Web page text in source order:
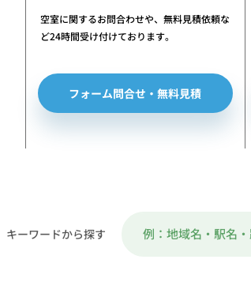
空室に関するお問合わせや、無料見積依頼な
ど24時間受け付けております。
フォーム問合せ・無料見積
キーワードから探す